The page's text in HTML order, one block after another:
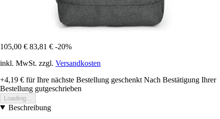
105,00 € 83,81 € -20%
inkl. MwSt. zzgl. Versandkosten
+4,19 € für Ihre nächste Bestellung geschenkt Nach Bestätigung Ihrer
Bestellung gutgeschrieben
Loading...
Beschreibung